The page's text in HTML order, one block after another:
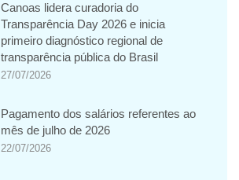
Canoas lidera curadoria do
Transparência Day 2026 e inicia
primeiro diagnóstico regional de
transparência pública do Brasil
27/07/2026
Pagamento dos salários referentes ao
mês de julho de 2026
22/07/2026